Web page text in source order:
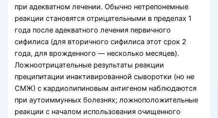
при адекватном лечении. Обычно нетрепонемные
реакции становятся отрицательны­ми в пределах 1
года после адекватного лечения первичного
сифилиса (для вторичного сифилиса этот срок 2
года, для врожденного — несколько ме­сяцев).
Ложноотрицательные результаты реакции
преципитации инактивированной сыворотки (но не
СМЖ) с кардиолипиновым антигеном наблю­даются
при аутоиммунных болезнях; ложнополо­жительные
реакции с началом использования очи­щенного